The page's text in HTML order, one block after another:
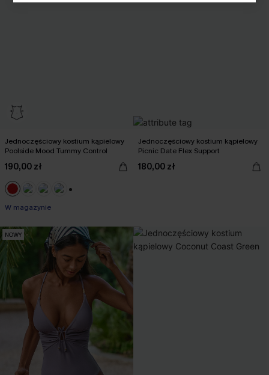
Jednoczęściowy kostium kąpielowy
Poolside Mood Tummy Control
190,00 zł
W magazynie
Jednoczęściowy kostium kąpielowy
Picnic Date Flex Support
180,00 zł
NOWY